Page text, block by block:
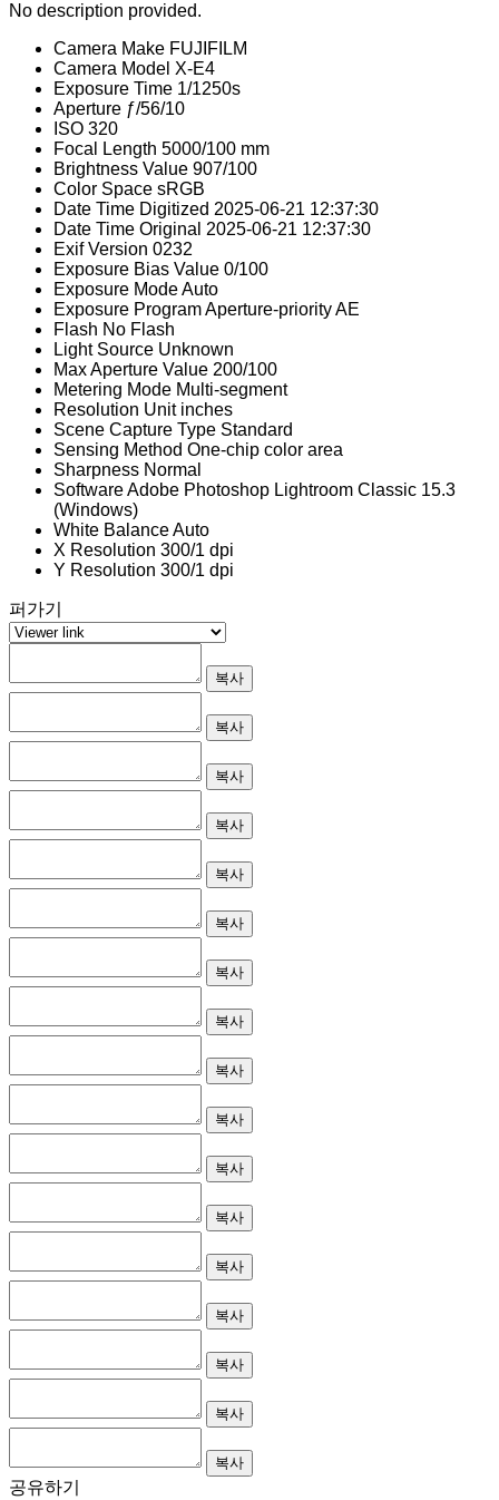
No description provided.
Camera Make FUJIFILM
Camera Model X-E4
Exposure Time 1/1250s
Aperture ƒ/56/10
ISO 320
Focal Length 5000/100 mm
Brightness Value 907/100
Color Space sRGB
Date Time Digitized 2025-06-21 12:37:30
Date Time Original 2025-06-21 12:37:30
Exif Version 0232
Exposure Bias Value 0/100
Exposure ModeAuto
Exposure ProgramAperture-priority AE
Flash No Flash
Light Source Unknown
Max Aperture Value 200/100
Metering Mode Multi-segment
Resolution Unit inches
Scene Capture Type Standard
Sensing Method One-chip color area
Sharpness Normal
SoftwareAdobe Photoshop Lightroom Classic 15.3
(Windows)
White BalanceAuto
X Resolution 300/1 dpi
Y Resolution 300/1 dpi
퍼가기
복사
복사
복사
복사
복사
복사
복사
복사
복사
복사
복사
복사
복사
복사
복사
복사
복사
공유하기